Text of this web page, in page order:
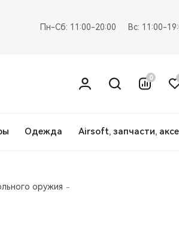
Пн-Сб: 11:00-20:00 Вс: 11:00-
0
Одежда Airsoft, запчасти,
оружия